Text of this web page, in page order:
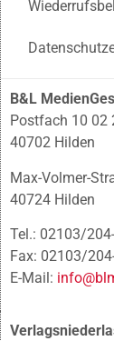
B&L
Postfach 10 02
40702 Hilden
Max-Volmer-
40724 Hilden
Tel.: 02103/
Fax: 02103/
E-Mail: